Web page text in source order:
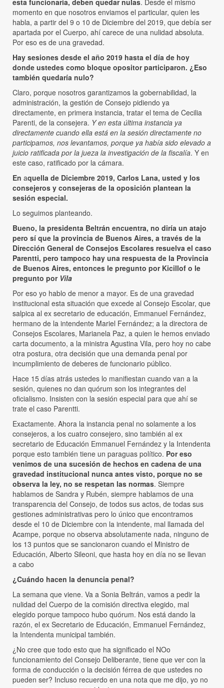
momento en que nosotros enviamos el particular, quien les
habla, a partir del 9 o 10 de Diciembre del 2019, que debía ser
apartada por el Cuerpo, ahí carece de una nulidad absoluta.
Por eso es de una gravedad.
Hay sesiones desde el año 2019 hasta el día de hoy
donde ustedes como bloque opositor participaron. ¿Eso
también quedaría nulo?
Claro, porque nosotros garantizamos la gobernabilidad, la
administración, la gestión de Consejo pidiendo ya
directamente, en primera instancia, tratar el tema de Cecilia
Parenti, de la consejera. Y en esta última instancia ya
directamente cuando ella está en la sesión directamente no
participamos, nos levantamos, porque ya había sido elevado a
juicio ratificada por la jueza la investigación de la fiscalía. Y en
este caso, ratificado por la cámara.
En aquella de Diciembre 2019, Carlos Lana, usted y los
consejeros y consejeras de la oposición plantean la
sesión especial.
Lo seguimos planteando.
Bueno, la presidenta Beltrán encuentra, no diría un atajo
pero sí que la provincia de Buenos Aires, a través de la
Dirección General de Consejos Escolares resuelva el caso
Parentti, pero tampoco hay una respuesta de la Provincia
de Buenos Aires, entonces le pregunto por Kicillof o le
pregunto por Vila
Por eso yo hablo de menor a mayor. Es de una gravedad
institucional esta situación que excede al Consejo Escolar, que
salpica al ex secretario de educación, Emmanuel Fernández,
hermano de la intendente Mariel Fernández; a la directora de
Consejos Escolares, Marianela Paz, a quien le hemos enviado
carta documento, a la ministra Agustina Vila, pero hoy no cabe
otra postura, otra decisión que una demanda penal por
incumplimiento de deberes de funcionario público.
Hace 15 días atrás ustedes lo manifiestan cuando van a la
sesión, quienes no dan quórum son los integrantes del
oficialismo. Insisten con la sesión especial para que ahí se
trate el caso Parentti.
Exactamente. Ahora la instancia penal no solamente a los
consejeros, a los cuatro consejero, sino también al ex
secretario de Educación Emmanuel Fernández y la Intendenta
porque esto también tiene un paraguas político. Por eso
venimos de una sucesión de hechos en cadena de una
gravedad institucional nunca antes visto, porque no se
observa la ley, no se respetan las normas. Siempre
hablamos de Sandra y Rubén, siempre hablamos de una
transparencia del Consejo, de todos sus actos, de todas sus
gestiones administrativas pero lo único que encontramos
desde el 10 de Diciembre con la intendente, mal llamada del
Acampe, porque no observa absolutamente nada, ninguno de
los 13 puntos que se sancionaron cuando el Ministro de
Educación, Alberto Sileoni, que hasta hoy en día no se llevan
a cabo
¿Cuándo hacen la denuncia penal?
La semana que viene. Va a Sonia Beltrán, vamos a pedir la
nulidad del Cuerpo de la comisión directiva elegido, mal
elegido porque tampoco hubo quórum. Nos está dando la
razón, el ex Secretario de Educación, Emmanuel Fernández,
la Intendenta municipal también.
¿No cree que todo esto que ha significado el NOo
funcionamiento del Consejo Deliberante, tiene que ver con la
forma de conducción o la decisión férrea de que ustedes no
pueden ser? Incluso recuerdo en una nota que me dijo, yo no